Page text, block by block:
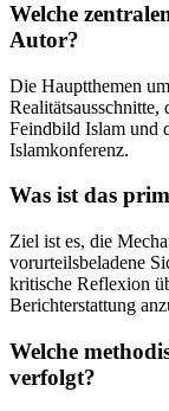
Welche
Autor?
Die Hauptthemen
Feindbild Islam und
Islamkonferenz.
Was ist das
Ziel ist es, die
vorurteilsbeladene
kritische Reflexion
Berichterstattung
Welche
verfolgt?